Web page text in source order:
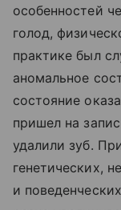
особенностей
голод,
практике был
аномальное
состояние
пришел на
удалили зуб.
генетических,
и